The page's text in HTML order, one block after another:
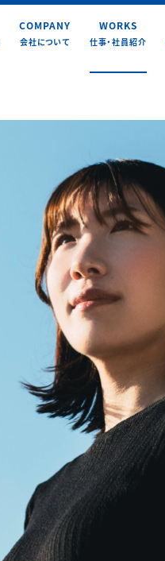
COMPANY
会社について
WORKS
仕事・社員紹介